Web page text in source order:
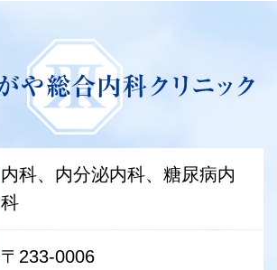
内科、内分泌内科、糖尿病内
科
〒233-0006